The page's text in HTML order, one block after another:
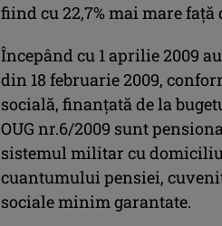
fiind cu 22,7% mai mare faţă
Începând cu 1 aprilie 2009
din 18 februarie 2009,
socială, finanţată de la
OUG nr.6/2009 sunt
sistemul militar cu
cuantumului pensiei,
sociale minim garantate.